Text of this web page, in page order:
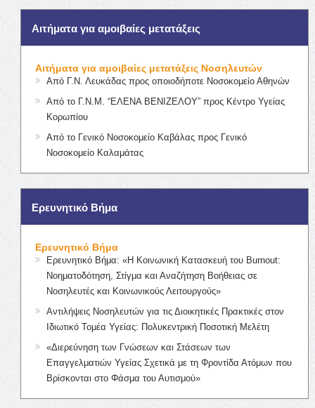
Αιτήματα για αμοιβαίες μετατάξεις
Αιτήματα για αμοιβαίες μετατάξεις Νοσηλευτών
Από Γ.Ν. Λευκάδας προς οποιοδήποτε Νοσοκομείο Αθηνών
Από το Γ.Ν.Μ. “ΕΛΕΝΑ ΒΕΝΙΖΕΛΟΥ” προς Κέντρο Υγείας
Κορωπίου
Από το Γενικό Νοσοκομείο Καβάλας προς Γενικό
Νοσοκομείο Καλαμάτας
Ερευνητικό Βήμα
Ερευνητικό Βήμα
Ερευνητικό Βήμα: «Η Κοινωνική Κατασκευή του Burnout:
Νοηματοδότηση, Στίγμα και Αναζήτηση Βοήθειας σε
Νοσηλευτές και Κοινωνικούς Λειτουργούς»
Αντιλήψεις Νοσηλευτών για τις Διοικητικές Πρακτικές στον
Ιδιωτικό Τομέα Υγείας: Πολυκεντρική Ποσοτική Μελέτη
«Διερεύνηση των Γνώσεων και Στάσεων των
Επαγγελματιών Υγείας Σχετικά με τη Φροντίδα Ατόμων που
Βρίσκονται στο Φάσμα του Αυτισμού»